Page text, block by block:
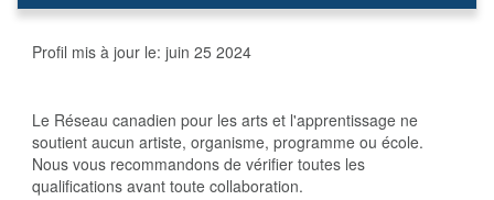
Profil mis à jour le: juin 25 2024
Le Réseau canadien pour les arts et l'apprentissage ne
soutient aucun artiste, organisme, programme ou école.
Nous vous recommandons de vérifier toutes les
qualifications avant toute collaboration.